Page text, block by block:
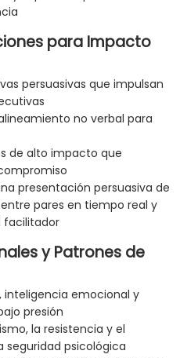
para Impacto
persuasivas que impulsan
no verbal para
de alto impacto que
presentación persuasiva de
pares en tiempo real y
facilitador
y Patrones de
inteligencia emocional y
presión
la resistencia y el
psicológica